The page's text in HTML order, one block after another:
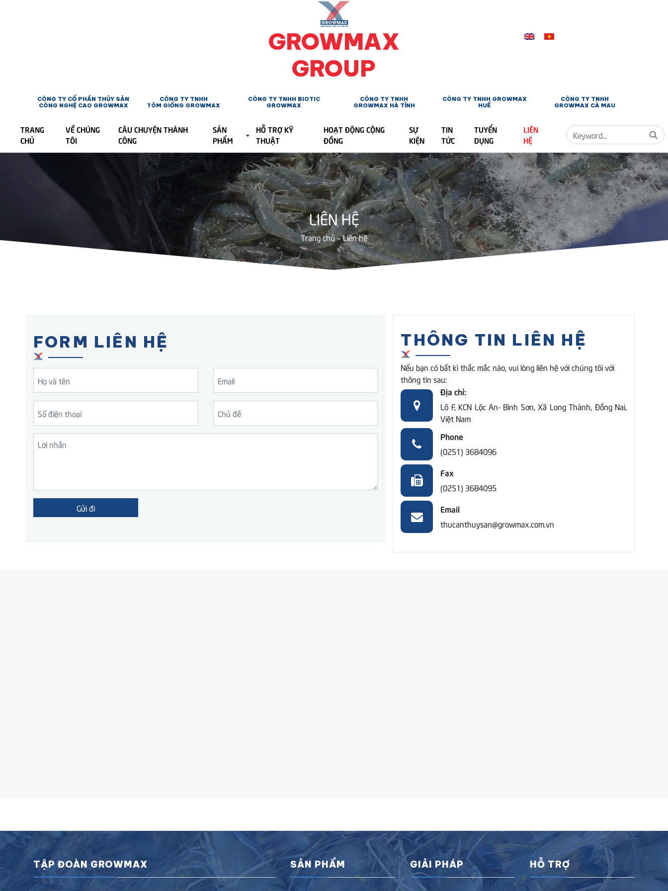
GROWMAX
GROUP
CÔNG TY CỔ PHẦN THỦY SẢN
CÔNG NGHỆ CAO GROWMAX
CÔNG TY TNHH
TÔM GIỐNG GROWMAX
CÔNG TY TNHH BIOTIC
GROWMAX
CÔNG TY TNHH
GROWMAX HÀ TĨNH
CÔNG TY TNHH GROWMAX
HUẾ
CÔNG TY TNHH
GROWMAX CÀ MAU
TRANG
CHỦ
VỀ CHÚNG
TÔI
CÂU CHUYỆN THÀNH
CÔNG
SẢN
PHẨM
HỖ TRỢ KỸ
THUẬT
HOẠT ĐỘNG CỘNG
ĐỒNG
SỰ
KIỆN
TIN
TỨC
TUYỂN
DỤNG
LIÊN
HỆ
LIÊN HỆ
Trang chủ»Liên hệ
FORM LIÊN HỆ THÔNG TIN LIÊN HỆ
Nếu bạn có bất kì thắc mắc nào, vui lòng liên hệ với chúng tôi với
thông tin sau:
Địa chỉ:
Lô F, KCN Lộc An- Bình Sơn, Xã Long Thành, Đồng Nai,
Việt Nam
Phone
(0251) 3684096
Fax
(0251) 3684095
Email
thucanthuysan@growmax.com.vn
TẬP ĐOÀN GROWMAX SẢN PHẨM GIẢI PHÁP HỖ TRỢ